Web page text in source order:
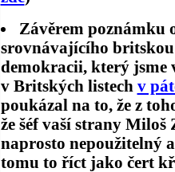
Závěrem poznámku
srovnávajícího
demokracii, který jsme
v Britských listech v
poukázal na to, že z
že šéf vaší strany
naprosto nepoužitelný
tomu to říct jako čert